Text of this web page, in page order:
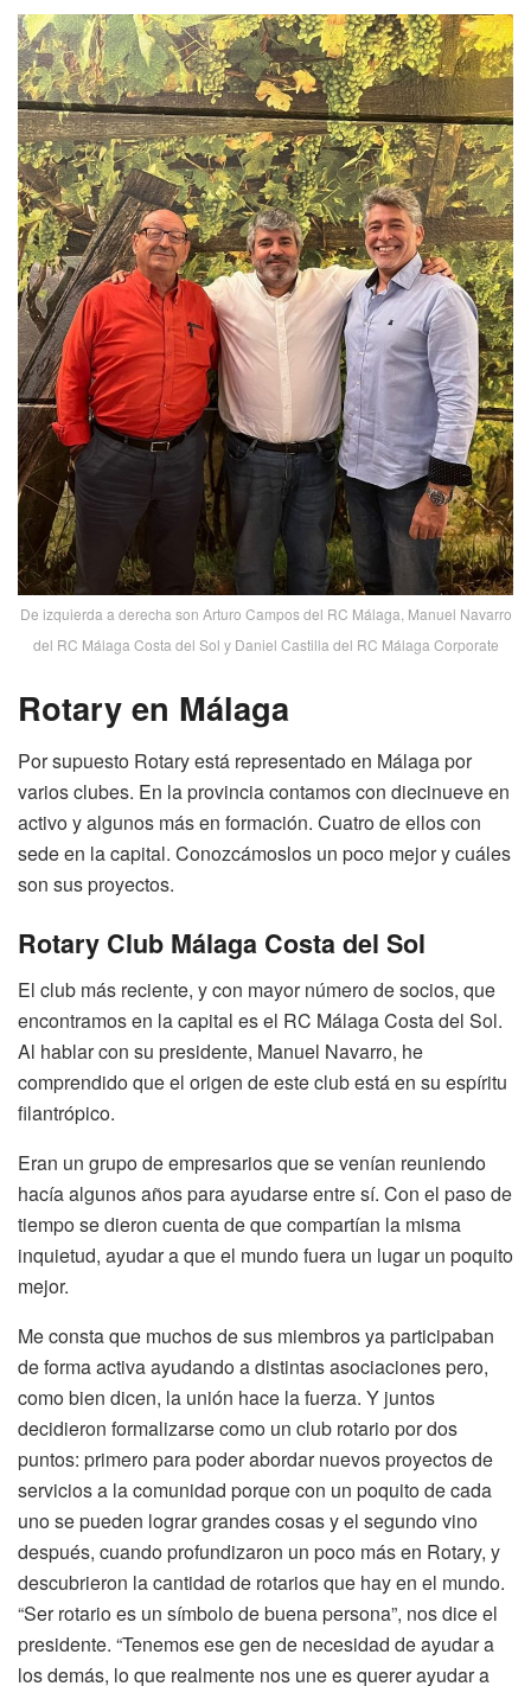
De izquierda a derecha son Arturo Campos del RC Málaga, Manuel Navarro
del RC Málaga Costa del Sol y Daniel Castilla del RC Málaga Corporate
Rotary en Málaga
Por supuesto Rotary está representado en Málaga por
varios clubes. En la provincia contamos con diecinueve en
activo y algunos más en formación. Cuatro de ellos con
sede en la capital. Conozcámoslos un poco mejor y cuáles
son sus proyectos.
Rotary Club Málaga Costa del Sol
El club más reciente, y con mayor número de socios, que
encontramos en la capital es el RC Málaga Costa del Sol.
Al hablar con su presidente, Manuel Navarro, he
comprendido que el origen de este club está en su espíritu
filantrópico.
Eran un grupo de empresarios que se venían reuniendo
hacía algunos años para ayudarse entre sí. Con el paso de
tiempo se dieron cuenta de que compartían la misma
inquietud, ayudar a que el mundo fuera un lugar un poquito
mejor.
Me consta que muchos de sus miembros ya participaban
de forma activa ayudando a distintas asociaciones pero,
como bien dicen, la unión hace la fuerza. Y juntos
decidieron formalizarse como un club rotario por dos
puntos: primero para poder abordar nuevos proyectos de
servicios a la comunidad porque con un poquito de cada
uno se pueden lograr grandes cosas y el segundo vino
después, cuando profundizaron un poco más en Rotary, y
descubrieron la cantidad de rotarios que hay en el mundo.
“Ser rotario es un símbolo de buena persona”, nos dice el
presidente. “Tenemos ese gen de necesidad de ayudar a
los demás, lo que realmente nos une es querer ayudar a